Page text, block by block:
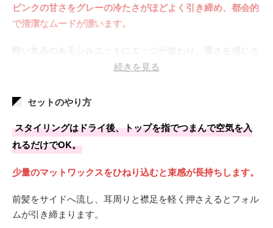
ピンクの甘さをグレーの冷たさがほどよく引き締め、都会的
で清潔なムードが漂います。
軽い丸みのあるシルエットにエッジが加わり、重さを感じさ
色素が淡いため抜けるスピードは速く、約1週間でミルキー
続きを見る
セットのやり方
スタイリングはドライ後、トップを指でつまんで空気を入
れるだけでOK。
少量のマットワックスをひねり込むと束感が長持ちします。
前髪をサイドへ流し、耳周りと襟足を軽く押さえるとフォル
ムが引き締まります。